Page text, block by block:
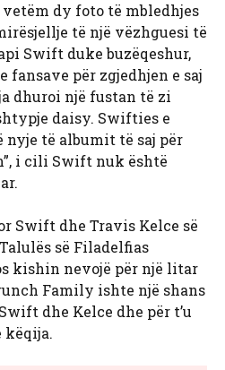
vetëm dy foto të mbledhjes
të një vëzhguesi të
Swift duke buzëqeshur,
fansave për zgjedhjen e saj
dhuroi një fustan të zi
daisy. Swifties e
nyje të albumit të saj për
i cili Swift nuk është
Swift dhe Travis Kelce së
së Filadelfias
kishin nevojë për një litar
Family ishte një shans
dhe Kelce dhe për t’u
këqija.